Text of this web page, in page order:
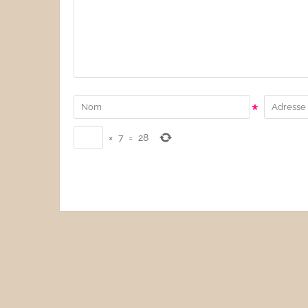
*
× 7 = 28